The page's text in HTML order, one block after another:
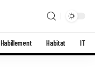
Habillement Habitat IT